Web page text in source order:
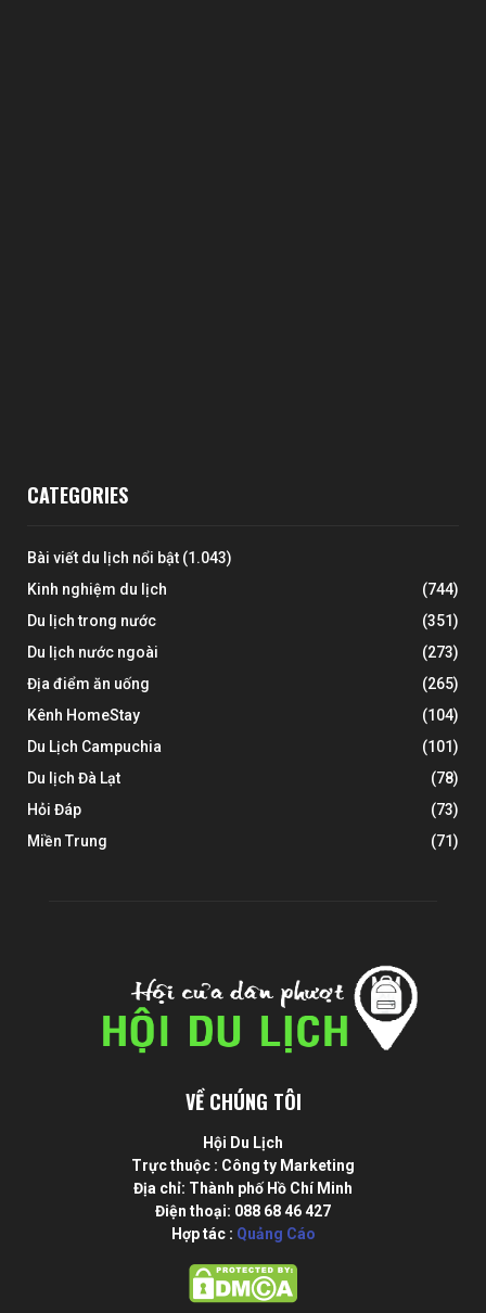
CATEGORIES
Bài viết du lịch nổi bật (1.043)
Kinh nghiệm du lịch
(744)
Du lịch trong nước
(351)
Du lịch nước ngoài
(273)
Địa điểm ăn uống
(265)
Kênh HomeStay
(104)
Du Lịch Campuchia
(101)
Du lịch Đà Lạt
(78)
Hỏi Đáp
(73)
Miền Trung
(71)
VỀ CHÚNG TÔI
Hội Du Lịch
Trực thuộc : Công ty Marketing
Địa chỉ: Thành phố Hồ Chí Minh
Điện thoại: 088 68 46 427
Hợp tác : Quảng Cáo